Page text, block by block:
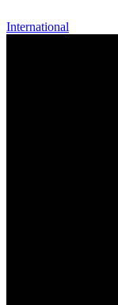
International